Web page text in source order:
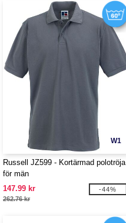
W1
Russell JZ599 - Kortärmad polotröja
för män
147.99 kr
262.76 kr
-44%